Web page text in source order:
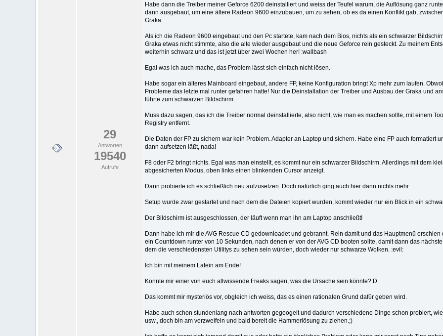
29
Antworten
19540
Aufrufe
Habe dann die Treiber meiner Geforce 6200 deinstalliert und weiss der Teufel warum, die Auflösung ganz
dann ausgebaut, um eine ältere Radeon 9600 einzubauen, um zu sehen, ob es da einen Konflikt gab,
Graka.
Als ich die Radeon 9600 eingebaut und den Pc startete, kam nach dem Bios, nichts als ein schwarzer
Graka etwas nicht stimmte, also die alte wieder ausgebaut und die neue Geforce rein gesteckt. Zu meinem
weiterhin schwarz und das ist jetzt über zwei Wochen her! :wallbash
Egal was ich auch mache, das Problem lässt sich einfach nicht lösen.
Habe sogar ein älteres Mainboard eingebaut, andere FP, keine Konfiguration bringt Xp mehr zum laufen.
Probleme das letzte mal runter gefahren hatte! Nur die Deinstallation der Treiber und Ausbau der Graka und
führte zum schwarzen Bildschirm.
Muss dazu sagen, das ich die Treiber normal deinstallierte, also nicht, wie man es machen sollte, mit einem
Registry entfernt.
Die Daten der FP zu sichern war kein Problem. Adapter an Laptop und sichern. Habe eine FP auch formatiert
dann aufsetzen läßt, nada!
F8 oder F2 bringt nichts. Egal was man einstellt, es kommt nur ein schwarzer Bildschirm. Allerdings mit dem
abgesicherten Modus, oben links einen blinkenden Cursor anzeigt.
Dann probierte ich es schließlich neu aufzusetzen. Doch natürlich ging auch hier dann nichts mehr.
Setup wurde zwar gestartet und nach dem die Dateien kopiert wurden, kommt wieder nur ein Blick in ein
Der Bildschirm ist ausgeschlossen, der läuft wenn man ihn am Laptop anschließt!
Dann habe ich mir die AVG Rescue CD gedownloadet und gebrannt. Rein damit und das Hauptmenü
ein Countdown runter von 10 Sekunden, nach denen er von der AVG CD booten sollte, damit dann das
dem die verschiedensten Utilitys zu sehen sein würden, doch wieder nur schwarze Wolken. :evil:
Ich bin mit meinem Latein am Ende!
Könnte mir einer von euch allwissende Freaks sagen, was die Ursache sein könnte?:D
Das kommt mir mysteriös vor, obgleich ich weiss, das es einen rationalen Grund dafür geben wird.
Habe auch schon stundenlang nach antworten gegoogelt und dadurch verschiedene Dinge schon probiert, wie
usw., doch bin am verzweifeln und bald bereit die Hammerlösung zu ziehen.;)